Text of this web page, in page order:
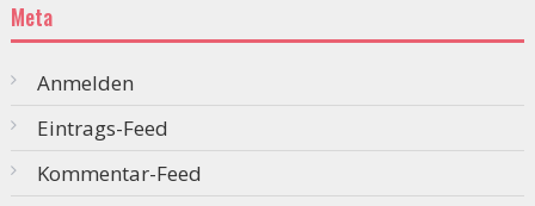
Meta
Anmelden
Eintrags-Feed
Kommentar-Feed